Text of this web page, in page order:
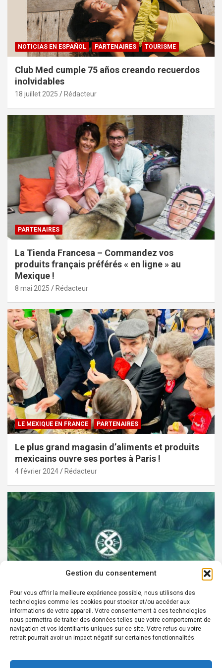
Gestion du consentement
Pour vous offrir la meilleure expérience possible, nous utilisons des
technologies comme les cookies pour stocker et/ou accéder aux
informations de votre appareil. Votre consentement à ces technologies
nous permettra de traiter des données telles que votre comportement de
navigation et vos identifiants uniques sur ce site. Votre refus ou votre
retrait pourrait avoir un impact négatif sur certaines fonctionnalités.
NOTICIAS EN ESPAÑOL PARTENAIRES TOURISME
Club Med cumple 75 años creando recuerdos
inolvidables
18 juillet 2025 Rédacteur
PARTENAIRES
La Tienda Francesa – Commandez vos
produits français préférés « en ligne » au
Mexique !
8 mai 2025 Rédacteur
LE MEXIQUE EN FRANCE PARTENAIRES
Le plus grand magasin d’aliments et produits
mexicains ouvre ses portes à Paris !
4 février 2024 Rédacteur
PARTENAIRES
Devenez Ambassadeur XOCHI BOTANICALS –
« El espíritu francés con corazón de México! »